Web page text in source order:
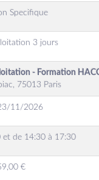
Specifique
3 jours
- Formation
75013 Paris
11/2026
et de 14:30 à 17:30
€